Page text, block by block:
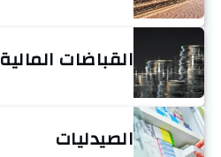
القباضات المالية
الصيدليات